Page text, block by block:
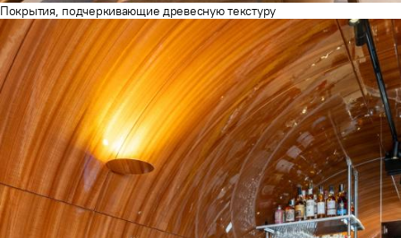
Покрытия, подчеркивающие древесную текстуру